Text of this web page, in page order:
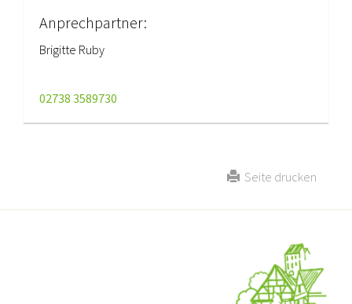
Anprechpartner:
Brigitte Ruby
02738 3589730
Seite drucken